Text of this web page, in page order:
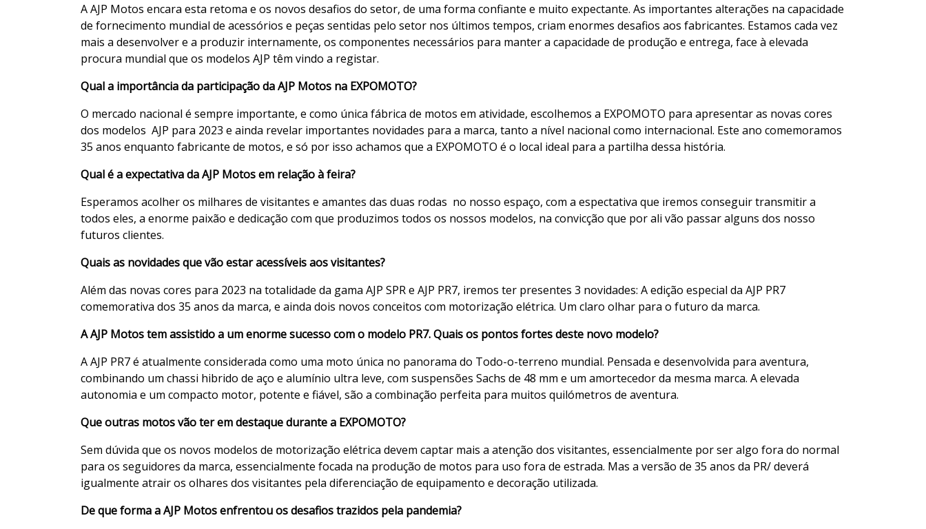
A AJP Motos encara esta retoma e os novos desafios do setor, de uma forma confiante e muito expectante. As importantes alterações na capacidade
de fornecimento mundial de acessórios e peças sentidas pelo setor nos últimos tempos, criam enormes desafios aos fabricantes. Estamos cada vez
mais a desenvolver e a produzir internamente, os componentes necessários para manter a capacidade de produção e entrega, face à elevada
procura mundial que os modelos AJP têm vindo a registar.
Qual a importância da participação da AJP Motos na EXPOMOTO?
O mercado nacional é sempre importante, e como única fábrica de motos em atividade, escolhemos a EXPOMOTO para apresentar as novas cores
dos modelos AJP para 2023 e ainda revelar importantes novidades para a marca, tanto a nível nacional como internacional. Este ano comemoramos
35 anos enquanto fabricante de motos, e só por isso achamos que a EXPOMOTO é o local ideal para a partilha dessa história.
Qual é a expectativa da AJP Motos em relação à feira?
Esperamos acolher os milhares de visitantes e amantes das duas rodas no nosso espaço, com a espectativa que iremos conseguir transmitir a
todos eles, a enorme paixão e dedicação com que produzimos todos os nossos modelos, na convicção que por ali vão passar alguns dos nosso
futuros clientes.
Quais as novidades que vão estar acessíveis aos visitantes?
Além das novas cores para 2023 na totalidade da gama AJP SPR e AJP PR7, iremos ter presentes 3 novidades: A edição especial da AJP PR7
comemorativa dos 35 anos da marca, e ainda dois novos conceitos com motorização elétrica. Um claro olhar para o futuro da marca.
A AJP Motos tem assistido a um enorme sucesso com o modelo PR7. Quais os pontos fortes deste novo modelo?
A AJP PR7 é atualmente considerada como uma moto única no panorama do Todo-o-terreno mundial. Pensada e desenvolvida para aventura,
combinando um chassi hibrido de aço e alumínio ultra leve, com suspensões Sachs de 48 mm e um amortecedor da mesma marca. A elevada
autonomia e um compacto motor, potente e fiável, são a combinação perfeita para muitos quilómetros de aventura.
Que outras motos vão ter em destaque durante a EXPOMOTO?
Sem dúvida que os novos modelos de motorização elétrica devem captar mais a atenção dos visitantes, essencialmente por ser algo fora do normal
para os seguidores da marca, essencialmente focada na produção de motos para uso fora de estrada. Mas a versão de 35 anos da PR/ deverá
igualmente atrair os olhares dos visitantes pela diferenciação de equipamento e decoração utilizada.
De que forma a AJP Motos enfrentou os desafios trazidos pela pandemia?